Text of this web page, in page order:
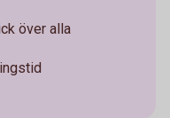
över alla